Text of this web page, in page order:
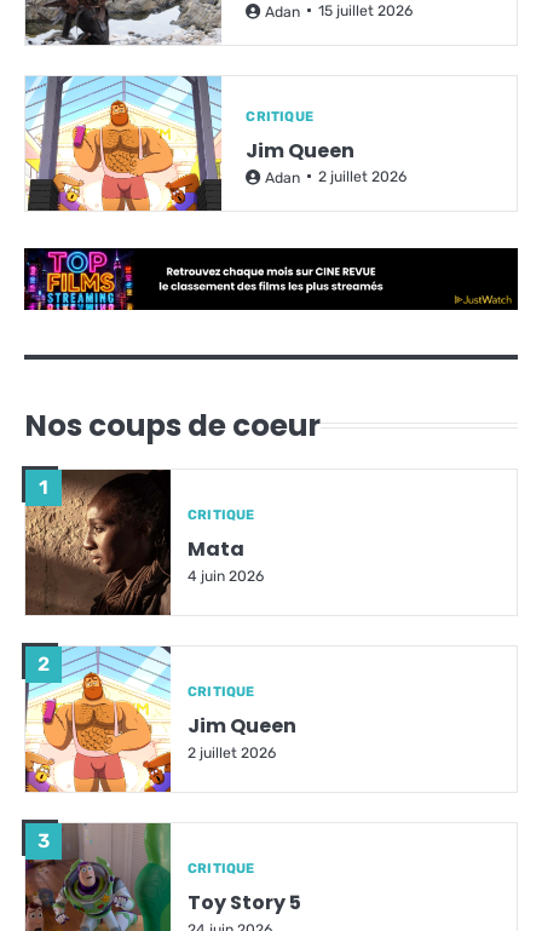
Adan 15 juillet 2026
CRITIQUE
Jim Queen
Adan 2 juillet 2026
Nos coups de coeur
1
CRITIQUE
Mata
4 juin 2026
2
CRITIQUE
Jim Queen
2 juillet 2026
3
CRITIQUE
Toy Story 5